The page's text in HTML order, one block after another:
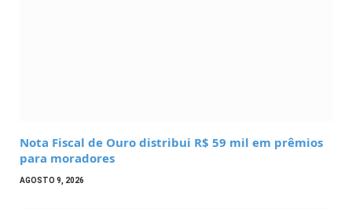
Nota Fiscal de Ouro distribui R$ 59 mil em prêmios
para moradores
AGOSTO 9, 2026